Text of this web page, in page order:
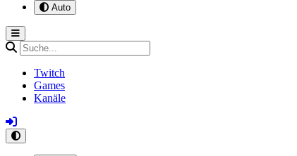
Auto
Twitch
Games
Kanäle